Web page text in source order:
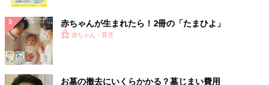
赤ちゃんが生まれたら！2冊の「たまひよ」
赤ちゃん・育児
お墓の撤去にいくらかかる？墓じまい費用